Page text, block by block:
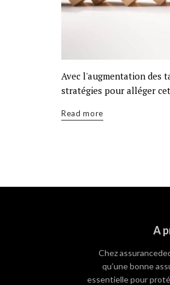
Avec l'augmentation des
stratégies pour alléger
Read more
A
Chez
qu’une bonne
essentielle pour